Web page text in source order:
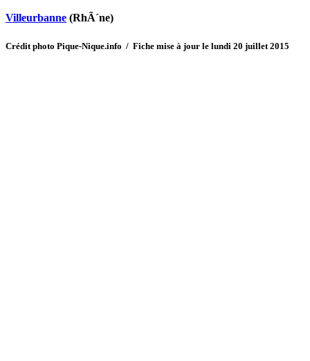
Villeurbanne (RhÃ´ne)
Crédit photo Pique-Nique.info / Fiche mise à jour le lundi 20 juillet 2015